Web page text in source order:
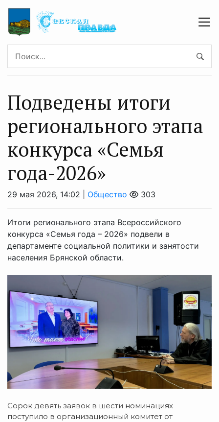
Подведены итоги
регионального этапа
конкурса «Семья
года-2026»
29 мая 2026, 14:02 | Общество 303
Итоги регионального этапа Всероссийского
конкурса «Семья года – 2026» подвели в
департаменте социальной политики и занятости
населения Брянской области.
Сорок девять заявок в шести номинациях
поступило в организационный комитет от